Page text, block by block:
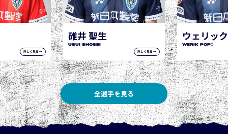
詳しく見る →
ウェリック ポポ
WERIK POPÓ
詳しく見る →
全選手を見る